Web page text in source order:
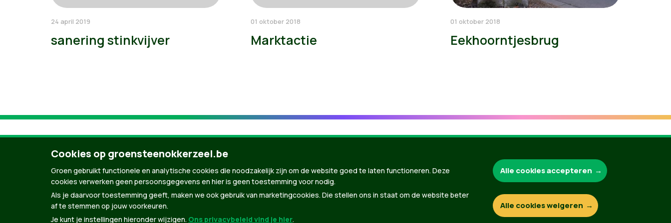
24 april 2019
sanering stinkvijver
01 oktober 2018
Marktactie
01 oktober 2018
Eekhoorntjesbrug
Groen.be
Cookies op groensteenokkerzeel.be
Groen gebruikt functionele en analytische cookies die noodzakelijk zijn om de website goed te laten functioneren. Deze
cookies verwerken geen persoonsgegevens en hier is geen toestemming voor nodig.
Als je daarvoor toestemming geeft, maken we ook gebruik van marketingcookies. Die stellen ons in staat om de website beter
af te stemmen op jouw voorkeuren.
Je kunt je instellingen hieronder wijzigen. Ons privacybeleid vind je hier.
Alle cookies accepteren
Alle cookies weigeren